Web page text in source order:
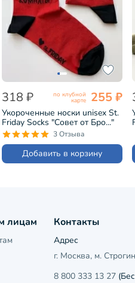
318 ₽ по клубной
карте 255 ₽
Укороченные носки unisex St.
Friday Socks "Совет от Бро..."
(766-11)
3 Отзыва
Добавить в корзину
лицам Контакты
Адрес
г. Москва, м.
8 800 333 13 27